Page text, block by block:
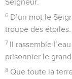
crierai ma joie
8 Je vais
Seigneur. Je vais
fixés sur toi :
9 Ne sois pas
faut maîtriser les